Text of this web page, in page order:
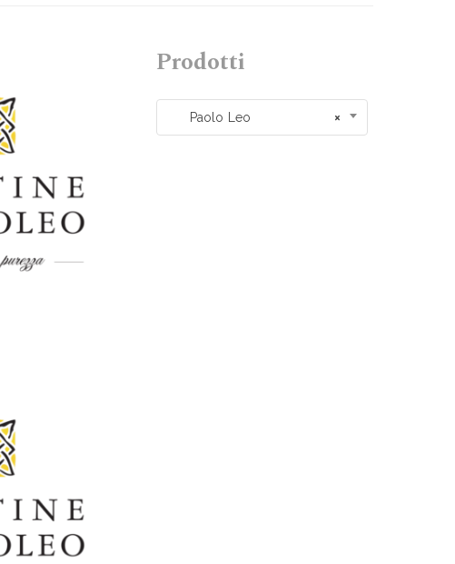
Prodotti
×
Paolo Leo